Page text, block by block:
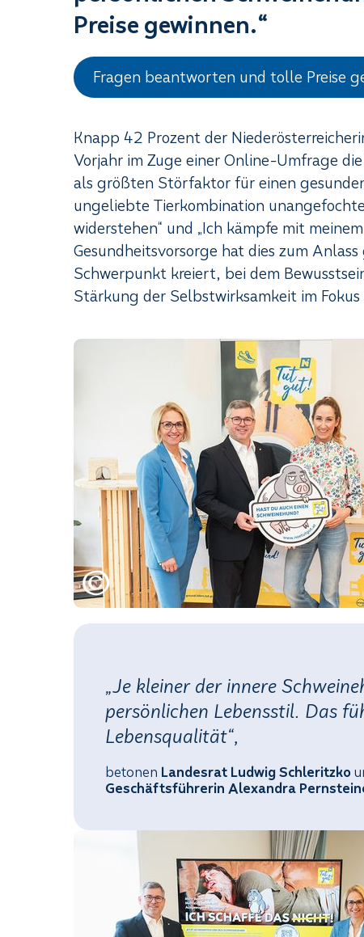
Preise gewinnen.“
Fragen beantworten und tolle Preise
Knapp 42 Prozent der
Vorjahr im Zuge einer Online-Umfrage
als größten Störfaktor für einen
ungeliebte Tierkombination
widerstehen“ und „Ich kämpfe mit
Gesundheitsvorsorge hat dies zum
Schwerpunkt kreiert, bei dem
Stärkung der Selbstwirksamkeit im Fokus
„Je kleiner der innere
persönlichen Lebensstil. Das
Lebensqualität“,
betonen Landesrat Ludwig Schleritzko
Geschäftsführerin Alexandra